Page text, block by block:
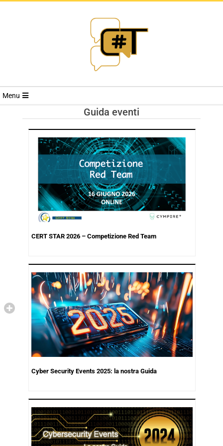
RIVISTA
TRENDS
Menu
Guida eventi
CERT STAR 2026 – Competizione Red Team
Cyber Security Events 2025: la nostra Guida